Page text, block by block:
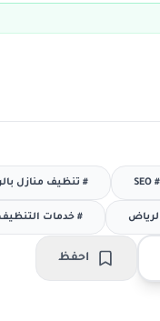
#
SEO
# تنظيف منازل
#خدمات التنظيف
احفظ